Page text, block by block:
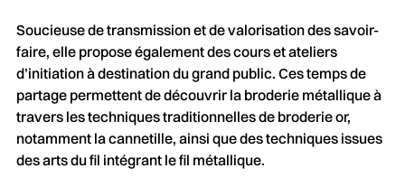
Soucieuse de transmission et de valorisation des savoir-
faire, elle propose également des cours et ateliers
d’initiation à destination du grand public. Ces temps de
partage permettent de découvrir la broderie métallique à
travers les techniques traditionnelles de broderie or,
notamment la cannetille, ainsi que des techniques issues
des arts du fil intégrant le fil métallique.